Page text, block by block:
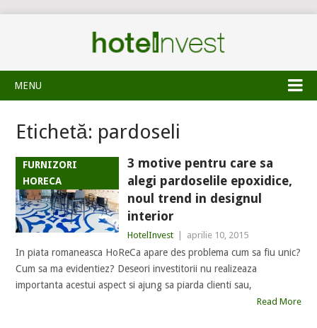
MENU
Etichetă: pardoseli
FURNIZORI
HORECA
3 motive pentru care sa
alegi pardoselile epoxidice,
noul trend in designul
interior
HotelInvest aprilie 10, 2015
In piata romaneasca HoReCa apare des problema cum sa fiu unic?
Cum sa ma evidentiez? Deseori investitorii nu realizeaza
importanta acestui aspect si ajung sa piarda clienti sau,
Read More